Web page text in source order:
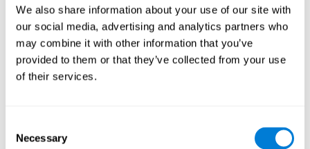
We also share information about your use of our site with
our social media, advertising and analytics partners who
may combine it with other information that you’ve
provided to them or that they’ve collected from your use
of their services.
Selection
Necessary
nöronlarla bağlantı kurmasını sağlayan parça, beyindeki beyaz
madde). Aksonların aldıkları bu hasar beyinde belli bir bölgeyi
etkilemez, fakat daha çok beynin diğer aksonlarını etkiler, ve
diffüz hasar yol açar. Bu ise yavaşlamış bilgi işlemeye ve sonuç
olarak daha yavaş bir işlem hızına sebep olur. Ne yazık ki, bu
tip hasarlar çok yoğudur ve genellikle kötü bir teşhisle
yavaşlatabilecek ve zayıflatabilecek uyku, ruh hali, anksiyete,